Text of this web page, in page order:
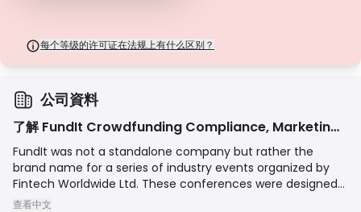
每个等级的许可证在法规上有什么区别？
公司資料
了解 FundIt Crowdfunding Compliance, Marketing & Fintech Event
FundIt was not a standalone company but rather the
brand name for a series of industry events organized by
Fintech Worldwide Ltd. These conferences were designed
to bring together key players in the alternative finance and
查看中文